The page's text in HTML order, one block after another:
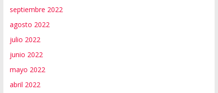
septiembre 2022
agosto 2022
julio 2022
junio 2022
mayo 2022
abril 2022